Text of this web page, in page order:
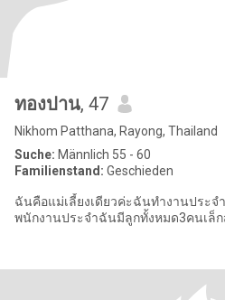
ทองปาน, 47
Nikhom Patthana, Rayong, Thailand
Suche: Männlich 55 - 60
Familienstand: Geschieden
ฉันคือแม่เลี้ยงเดียวค่ะฉันทำงานประจ
พนักงานประจำฉันมีลูกทั้งหมด3คนเล็ก